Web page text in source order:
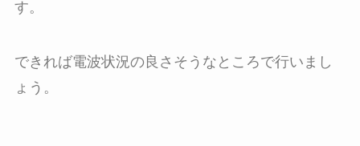
す。
できれば電波状況の良さそうなところで行いまし
ょう。